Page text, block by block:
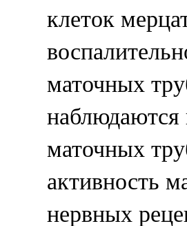
клеток
маточных
наблюдаются
маточных
активность
нервных